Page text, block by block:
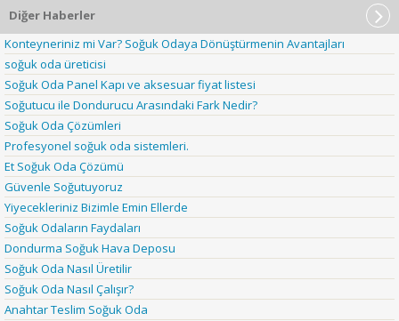
Diğer Haberler
Konteyneriniz mi Var? Soğuk Odaya Dönüştürmenin Avantajları
soğuk oda üreticisi
Soğuk Oda Panel Kapı ve aksesuar fiyat listesi
Soğutucu ile Dondurucu Arasındaki Fark Nedir?
Soğuk Oda Çözümleri
Profesyonel soğuk oda sistemleri.
Et Soğuk Oda Çözümü
Güvenle Soğutuyoruz
Yiyecekleriniz Bizimle Emin Ellerde
Soğuk Odaların Faydaları
Dondurma Soğuk Hava Deposu
Soğuk Oda Nasıl Üretilir
Soğuk Oda Nasıl Çalışır?
Anahtar Teslim Soğuk Oda